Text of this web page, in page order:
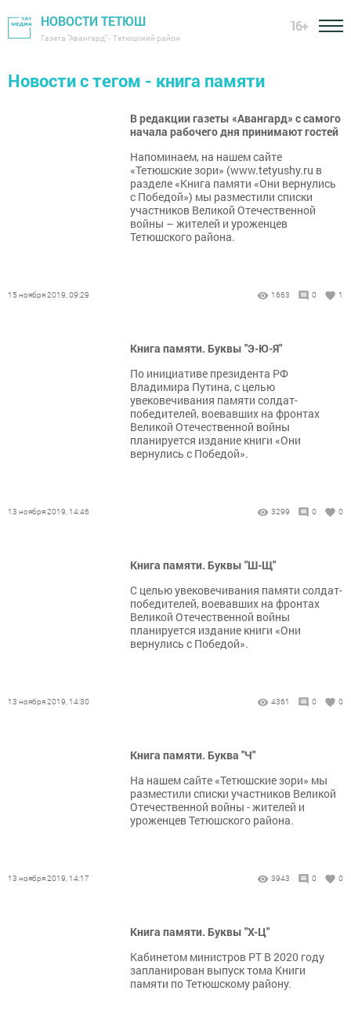
НОВОСТИ ТЕТЮШ
Газета "Авангард" - Тетюшский район
16+
Новости с тегом - книга памяти
В редакции газеты «Авангард» с самого
начала рабочего дня принимают гостей
Напоминаем, на нашем сайте
«Тетюшские зори» (www.tetyushy.ru в
разделе «Книга памяти «Они вернулись
с Победой») мы разместили списки
участников Великой Отечественной
войны – жителей и уроженцев
Тетюшского района.
15 ноября 2019, 09:29 1663 0 1
Книга памяти. Буквы "Э-Ю-Я"
По инициативе президента РФ
Владимира Путина, с целью
увековечивания памяти солдат-
победителей, воевавших на фронтах
Великой Отечественной войны
планируется издание книги «Они
вернулись с Победой».
13 ноября 2019, 14:46 3299 0 0
Книга памяти. Буквы "Ш-Щ"
С целью увековечивания памяти солдат-
победителей, воевавших на фронтах
Великой Отечественной войны
планируется издание книги «Они
вернулись с Победой».
13 ноября 2019, 14:30 4361 0 0
Книга памяти. Буква "Ч"
На нашем сайте «Тетюшские зори» мы
разместили списки участников Великой
Отечественной войны - жителей и
уроженцев Тетюшского района.
13 ноября 2019, 14:17 3943 0 0
Книга памяти. Буквы "Х-Ц"
Кабинетом министров РТ В 2020 году
запланирован выпуск тома Книги
памяти по Тетюшскому району.